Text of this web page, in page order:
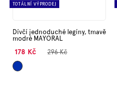
TOTÁLNÍ VÝPRODEJ
Dívčí jednoduché legíny, tmavě
modré MAYORAL
178 Kč 296 Kč
Tmavě